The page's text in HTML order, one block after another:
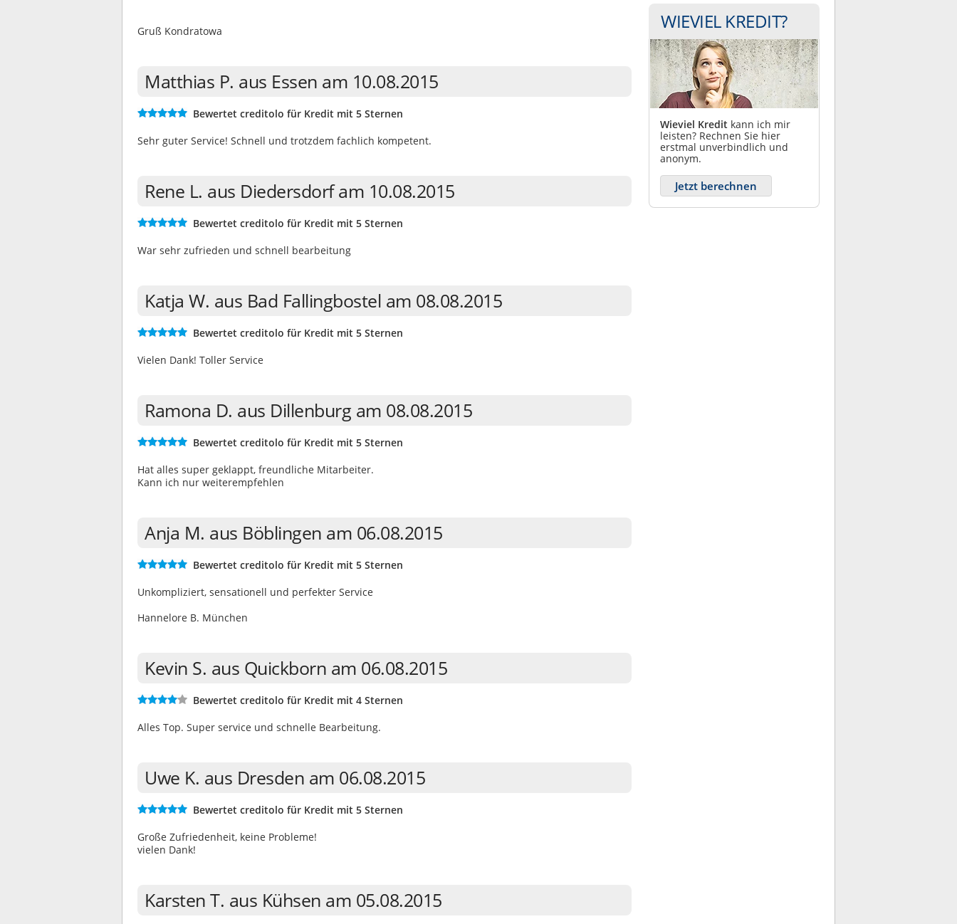
Gruß Kondratowa
Matthias P. aus Essen am 10.08.2015
Bewertet creditolo für Kredit mit 5 Sternen
Sehr guter Service! Schnell und trotzdem fachlich kompetent.
Rene L. aus Diedersdorf am 10.08.2015
Bewertet creditolo für Kredit mit 5 Sternen
War sehr zufrieden und schnell bearbeitung
Katja W. aus Bad Fallingbostel am 08.08.2015
Bewertet creditolo für Kredit mit 5 Sternen
Vielen Dank! Toller Service
Ramona D. aus Dillenburg am 08.08.2015
Bewertet creditolo für Kredit mit 5 Sternen
Hat alles super geklappt, freundliche Mitarbeiter.
Kann ich nur weiterempfehlen
Anja M. aus Böblingen am 06.08.2015
Bewertet creditolo für Kredit mit 5 Sternen
Unkompliziert, sensationell und perfekter Service
Hannelore B. München
Kevin S. aus Quickborn am 06.08.2015
Bewertet creditolo für Kredit mit 4 Sternen
Alles Top. Super service und schnelle Bearbeitung.
Uwe K. aus Dresden am 06.08.2015
Bewertet creditolo für Kredit mit 5 Sternen
Große Zufriedenheit, keine Probleme!
vielen Dank!
Karsten T. aus Kühsen am 05.08.2015
WIEVIEL KREDIT?
Wieviel Kredit kann ich mir
leisten? Rechnen Sie hier
erstmal unverbindlich und
anonym.
Jetzt berechnen